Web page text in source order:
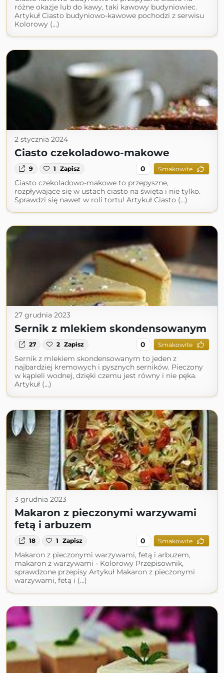
różne okazje lub do kawy, taki kawowy budyniowiec.
Artykuł Ciasto budyniowo-kawowe pochodzi z serwisu
Kolorowy (...)
2 stycznia 2024
Ciasto czekoladowo-makowe
9 1 Zapisz 0 Smakowite
Ciasto czekoladowo-makowe to przepyszne,
rozpływające się w ustach ciasto na święta i nie tylko.
Sprawdzi się nawet w roli tortu! Artykuł Ciasto (...)
27 grudnia 2023
Sernik z mlekiem skondensowanym
27 2 Zapisz 0 Smakowite
Sernik z mlekiem skondensowanym to jeden z
najbardziej kremowych i pysznych serników. Pieczony
w kąpieli wodnej, dzięki czemu jest równy i nie pęka.
Artykuł (...)
3 grudnia 2023
Makaron z pieczonymi warzywami
fetą i arbuzem
18 1 Zapisz 0 Smakowite
Makaron z pieczonymi warzywami, fetą i arbuzem,
makaron z warzywami - Kolorowy Przepisownik,
sprawdzone przepisy Artykuł Makaron z pieczonymi
warzywami, fetą i (...)